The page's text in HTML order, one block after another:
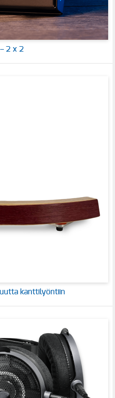
2 x 2
kanttilyöntiin